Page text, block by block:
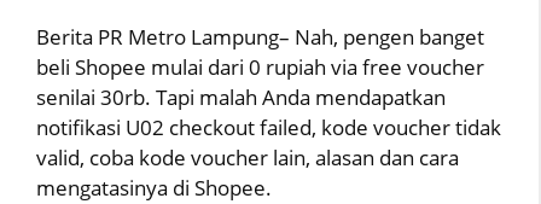
Berita PR Metro Lampung– Nah, pengen banget
beli Shopee mulai dari 0 rupiah via free voucher
senilai 30rb. Tapi malah Anda mendapatkan
notifikasi U02 checkout failed, kode voucher tidak
valid, coba kode voucher lain, alasan dan cara
mengatasinya di Shopee.